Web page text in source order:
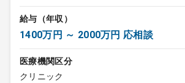
給与（年収）
1400万円 ～ 2000万円 応相談
医療機関区分
クリニック